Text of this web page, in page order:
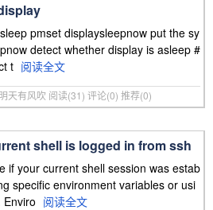
pmset displaysleepnow put the sy
detect whether display is asleep #
t 阅读全文
天有风吹 阅读(31) 评论(0) 推荐(0)
shell is logged in from ssh
if your current shell session was estab
specific environment variables or usi
阅读全文